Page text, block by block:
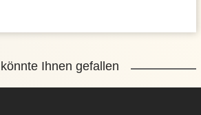
Ihnen gefallen